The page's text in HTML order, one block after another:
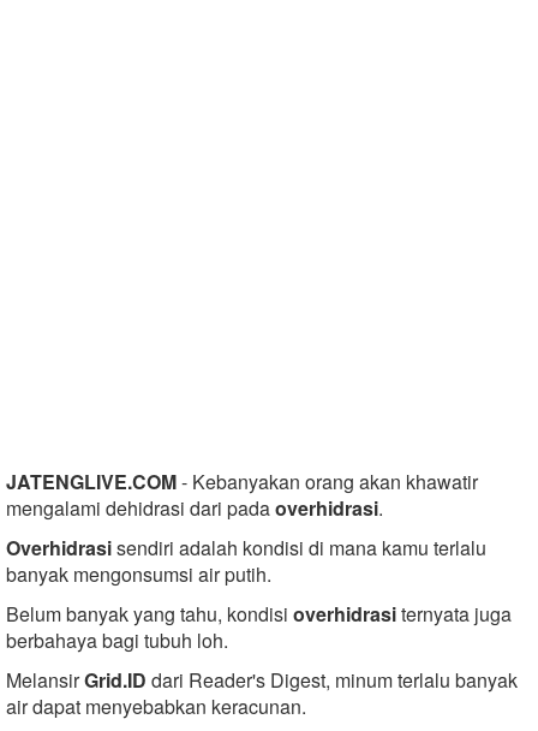
JATENGLIVE.COM- Kebanyakan orang akan khawatir
mengalami dehidrasi dari padaoverhidrasi.
Overhidrasisendiri adalah kondisi di mana kamu terlalu
banyak mengonsumsi air putih.
Belum banyak yang tahu, kondisi overhidrasiternyata juga
berbahaya bagi tubuh loh.
MelansirGrid.ID dari Reader's Digest, minum terlalu banyak
air dapat menyebabkan keracunan.